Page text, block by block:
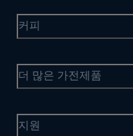
커피
더 많은 가전제품
지원